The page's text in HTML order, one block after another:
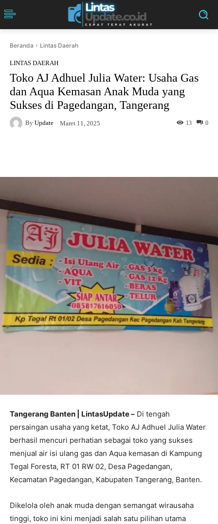
Beranda Lintas Daerah
LINTAS DAERAH
Toko AJ Adhuel Julia Water: Usaha Gas
dan Aqua Kemasan Anak Muda yang
Sukses di Pagedangan, Tangerang
By Update Maret 11, 2025 0
13
Tangerang Banten | LintasUpdate – Di tengah
persaingan usaha yang ketat, Toko AJ Adhuel Julia Water
berhasil mencuri perhatian sebagai toko yang sukses
menjual air isi ulang gas dan Aqua kemasan di Kampung
Tegal Foresta, RT 01 RW 02, Desa Pagedangan,
Kecamatan Pagedangan, Kabupaten Tangerang, Banten.
Dikelola oleh anak muda dengan semangat wirausaha
tinggi, toko ini kini menjadi salah satu pilihan utama